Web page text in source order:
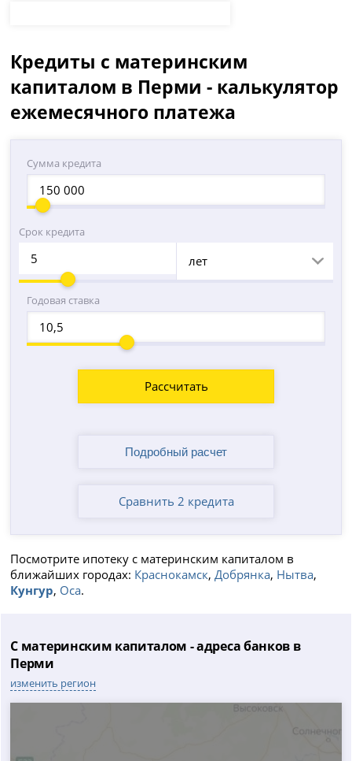
Кредиты с материнским
капиталом в Перми - калькулятор
ежемесячного платежа
Сумма кредита
Срок кредита
лет
Годовая ставка
Рассчитать
Сравнить 2 кредита
Посмотрите ипотеку с материнским капиталом в
ближайших городах: Краснокамск,Добрянка, Нытва,
Кунгур, Оса.
С материнским капиталом - адреса банков в
Перми
изменить регион